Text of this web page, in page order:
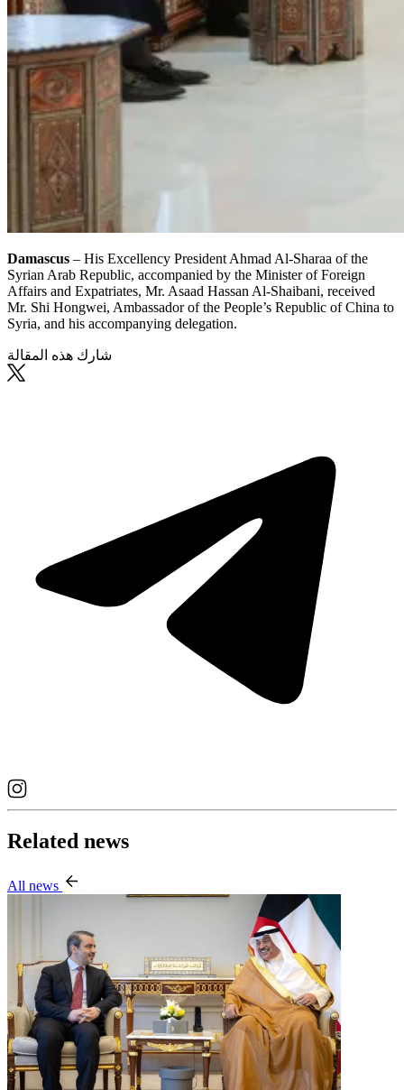
Damascus – His Excellency President Ahmad Al-Sharaa of the
Syrian Arab Republic, accompanied by the Minister of Foreign
Affairs and Expatriates, Mr. Asaad Hassan Al-Shaibani, received
Mr. Shi Hongwei, Ambassador of the People’s Republic of China to
Syria, and his accompanying delegation.
شارك هذه المقالة
Related news
All news